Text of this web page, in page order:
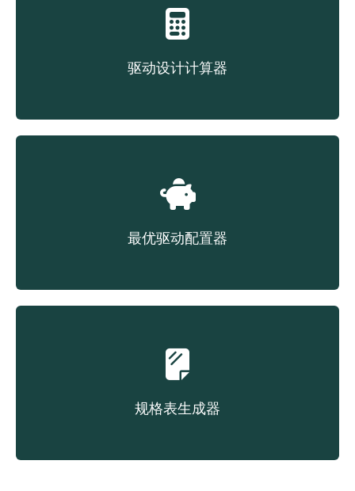
驱动设计计算器
最优驱动配置器
规格表生成器